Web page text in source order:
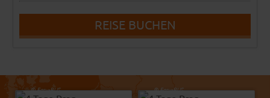
REISE BUCHEN
© Easy-BUS
© Easy-BUS